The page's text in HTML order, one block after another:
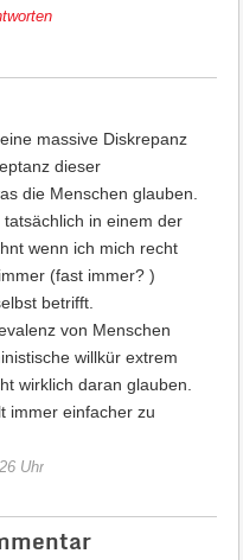
massive Diskrepanz
dieser
die Menschen glauben.
in einem der
wenn ich mich recht
(fast immer? )
betrifft.
von Menschen
willkür extrem
wirklich daran glauben.
immer einfacher zu
Uhr